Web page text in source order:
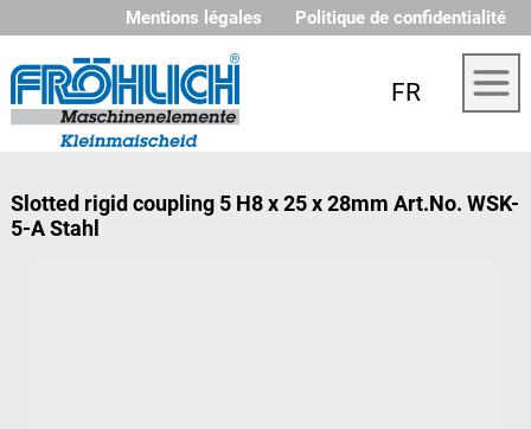
Mentions légales Politique de confidentialité
FR
Slotted rigid coupling 5 H8 x 25 x 28mm Art.No. WSK-
5-A Stahl